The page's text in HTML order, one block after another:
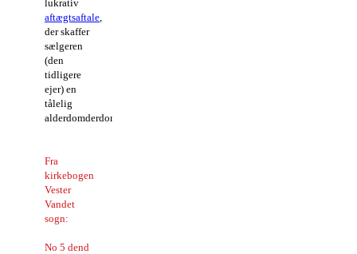
lukrativ
aftægtsaftale
der skaffer
sælgeren
(den
tidligere
ejer) en
tålelig
alderdomderdom.
Fra
kirkebogen
Vester
Vandet
sogn:
No 5 dend